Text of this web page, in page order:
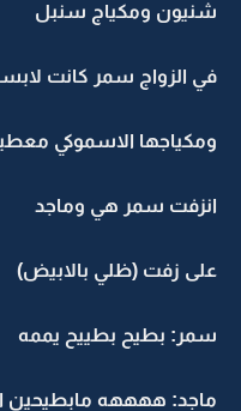
شنيون ومكياج سنبل
في الزواج سمر كانت
ومكياجها الاسموكي
انزفت سمر هي وماجد
على زفت (ظلي بالابيض)
سمر: بطيح بطييح يممه
ماجد: ههههه